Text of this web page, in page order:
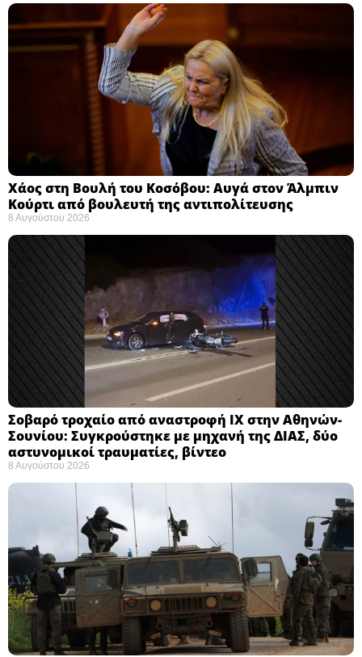
Χάος στη Βουλή του Κοσόβου: Αυγά στον Άλμπιν
Κούρτι από βουλευτή της αντιπολίτευσης
8 Αυγούστου 2026
Σοβαρό τροχαίο από αναστροφή ΙΧ στην Αθηνών-
Σουνίου: Συγκρούστηκε με μηχανή της ΔΙΑΣ, δύο
αστυνομικοί τραυματίες, βίντεο
8 Αυγούστου 2026